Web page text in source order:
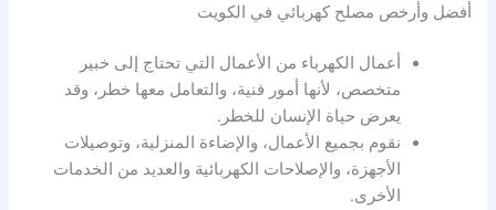
أفضل وأرخص مصلح كهربائي في الكويت
أعمال الكهرباء من الأعمال التي تحتاج إلى خبير
متخصص، لأنها أمور فنية، والتعامل معها خطر، وقد
يعرض حياة الإنسان للخطر.
نقوم بجميع الأعمال، والإضاءة المنزلية، وتوصيلات
الأجهزة، والإصلاحات الكهربائية والعديد من الخدمات
الأخرى.